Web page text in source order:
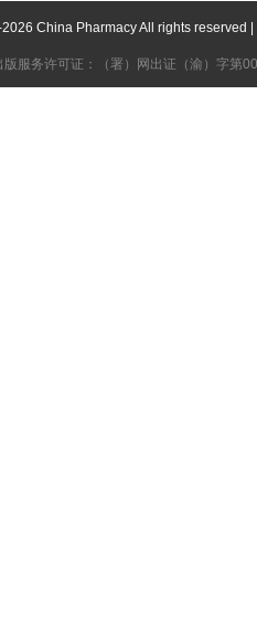
China Pharmacy All rights reserved
版服务许可证：（署）网出证（渝）字第